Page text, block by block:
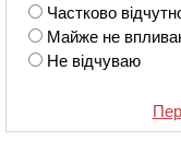
Частково
Майже не
Не відчуваю